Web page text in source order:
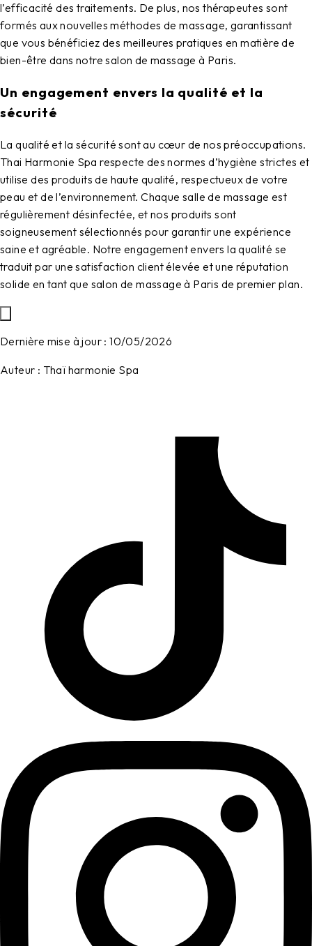
l’efficacité des traitements. De plus, nos thérapeutes sont
formés aux nouvelles méthodes de massage, garantissant
que vous bénéficiez des meilleures pratiques en matière de
bien-être dans notresalon de massage à Paris.
Un engagement envers la qualité et la
sécurité
La qualité et la sécurité sont au cœur de nos préoccupations.
Thai Harmonie Spa respecte des normes d’hygiène strictes et
utilise des produits de haute qualité, respectueux de votre
peau et de l’environnement. Chaque salle de massage est
régulièrement désinfectée, et nos produits sont
soigneusement sélectionnés pour garantir une expérience
saine et agréable. Notre engagement envers la qualité se
traduit par une satisfaction client élevée et une réputation
solide en tant que salon de massage à Paris de premier plan.
Dernière mise à jour : 10/05/2026
Auteur : Thaï harmonie Spa